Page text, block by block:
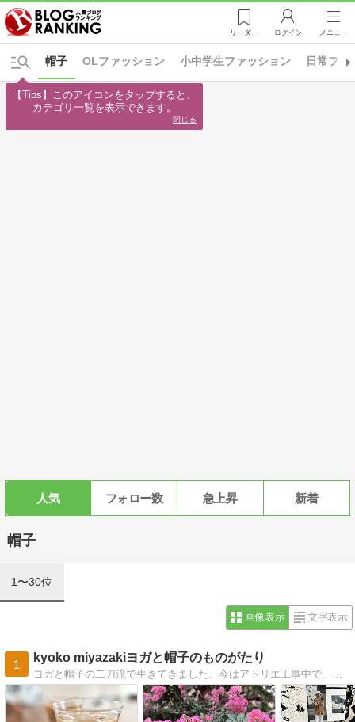
リーダー ログイン メニュー
OLファッション 小中学生ファッション 日常ファ
帽子
人気 フォロー数 急上昇 新着
帽子
1〜30位
画像表示 文字表示
1
kyoko miyazakiヨガと帽子のものがたり
【Tips】このアイコンをタップすると、
カテゴリ一覧を表示できます。
閉じる